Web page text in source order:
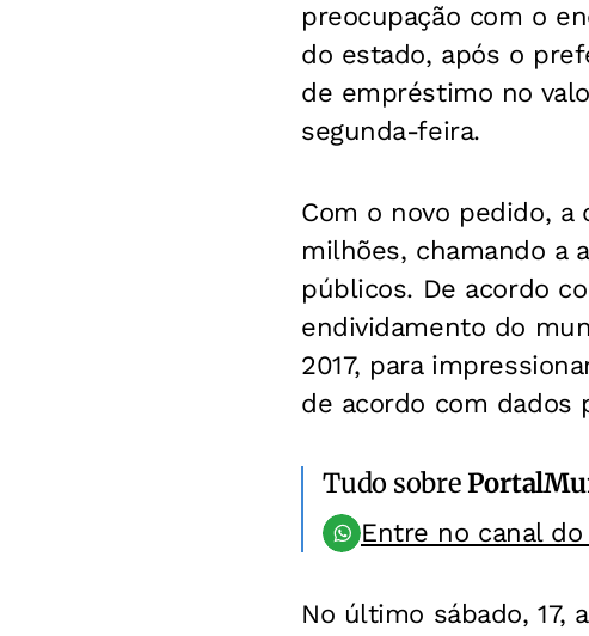
preocupação com o
do estado, após o
de empréstimo no
segunda-feira.
Com o novo pedido, a
milhões, chamando a
públicos. De acordo
endividamento do
2017, para
de acordo com dados
Tudo sobre
Entre no canal
No último sábado, 17,